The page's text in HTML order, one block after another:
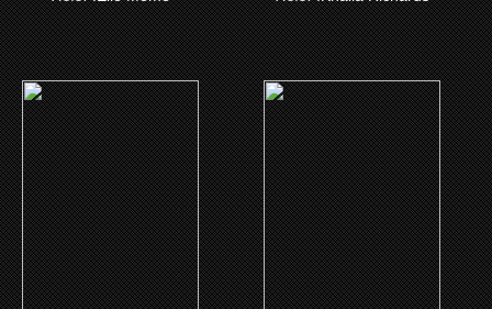
(1991)
Jungle Fever
CLICK ME
()
Meutrie
CLICK ME